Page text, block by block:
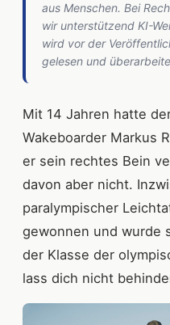
aus Menschen. Bei
wir unterstützend KI-
wird vor der
gelesen und
Mit 14 Jahren hatte
Wakeboarder Markus
er sein rechtes Bein
davon aber nicht.
paralympischer
gewonnen und wurde
der Klasse der
lass dich nicht